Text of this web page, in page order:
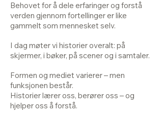
Behovet for å dele erfaringer og forstå
verden gjennom fortellinger er like
gammelt som mennesket selv.
I dag møter vi historier overalt: på
skjermer, i bøker, på scener og i samtaler.
Formen og mediet varierer – men
funksjonen består.
Historier lærer oss, berører oss – og
hjelper oss å forstå.